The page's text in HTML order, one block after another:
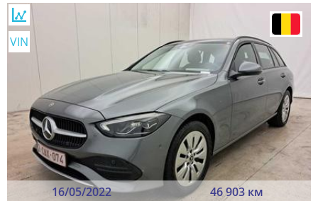
16/05/2022
46 903 км
VIN